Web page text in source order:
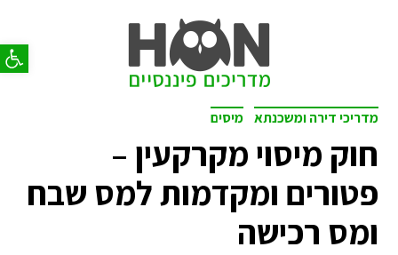
פתח
מדריכי דירה ומשכנתא מיסים
חוק מיסוי מקרקעין –
פטורים ומקדמות למס שבח
ומס רכישה